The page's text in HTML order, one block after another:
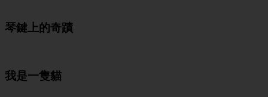
琴鍵上的奇蹟
我是一隻貓